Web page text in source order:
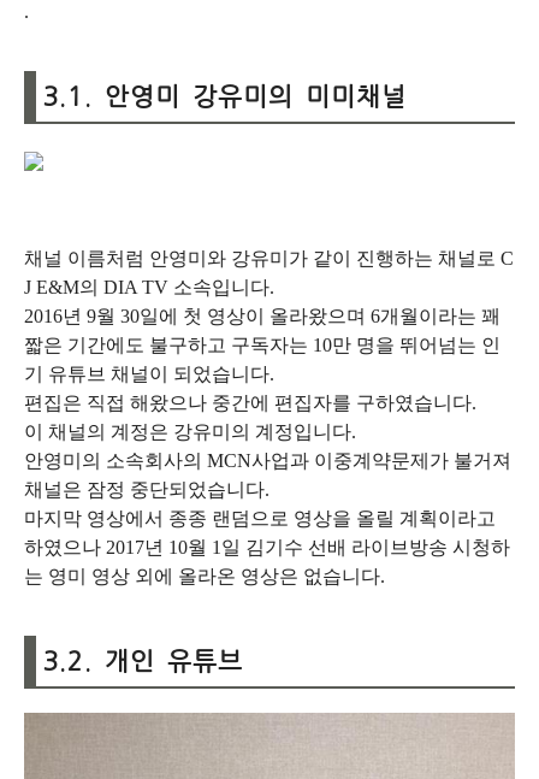
.
3.1. 안영미 강유미의 미미채널
채널 이름처럼 안영미와 강유미가 같이 진행하는 채널로 C
J E&M의 DIA TV 소속입니다.
2016년 9월 30일에 첫 영상이 올라왔으며 6개월이라는 꽤
짧은 기간에도 불구하고 구독자는 10만 명을 뛰어넘는 인
기 유튜브 채널이 되었습니다.
편집은 직접 해왔으나 중간에 편집자를 구하였습니다.
이 채널의 계정은 강유미의 계정입니다.
안영미의 소속회사의 MCN사업과 이중계약문제가 불거져
채널은 잠정 중단되었습니다.
마지막 영상에서 종종 랜덤으로 영상을 올릴 계획이라고
하였으나 2017년 10월 1일 김기수 선배 라이브방송 시청하
는 영미 영상 외에 올라온 영상은 없습니다.
3.2. 개인 유튜브